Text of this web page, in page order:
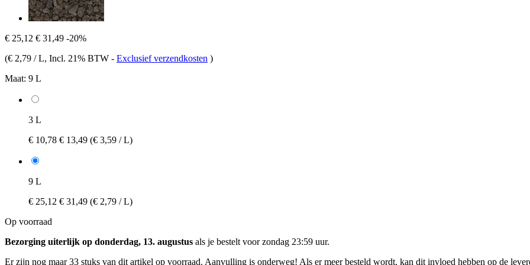
€ 25,12 € 31,49 -20%
(€ 2,79 / L, Incl. 21% BTW - Exclusief verzendkosten )
Maat: 9 L
3 L
€ 10,78 € 13,49 (€ 3,59 / L)
9 L
€ 25,12 € 31,49 (€ 2,79 / L)
Op voorraad
Bezorging uiterlijk op donderdag, 13. augustus als je bestelt voorzondag 23:59 uur.
Er zijn nog maar 33 stuks van dit artikel op voorraad. Aanvulling is onderweg! Als er meer besteld wordt, kan dit invloed hebben op de